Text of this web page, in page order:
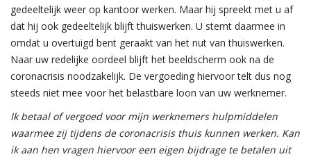
gedeeltelijk weer op kantoor werken. Maar hij spreekt met u af
dat hij ook gedeeltelijk blijft thuiswerken. U stemt daarmee in
omdat u overtuigd bent geraakt van het nut van thuiswerken.
Naar uw redelijke oordeel blijft het beeldscherm ook na de
coronacrisis noodzakelijk. De vergoeding hiervoor telt dus nog
steeds niet mee voor het belastbare loon van uw werknemer.
Ik betaal of vergoed voor mijn werknemers hulpmiddelen
waarmee zij tijdens de coronacrisis thuis kunnen werken. Kan
ik aan hen vragen hiervoor een eigen bijdrage te betalen uit